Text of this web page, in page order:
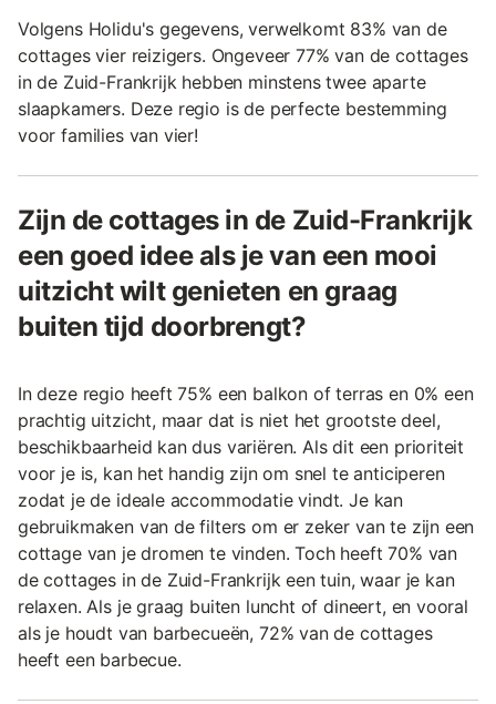
Volgens Holidu's gegevens, verwelkomt 83% van de
cottages vier reizigers. Ongeveer 77% van de cottages
in de Zuid-Frankrijk hebben minstens twee aparte
slaapkamers. Deze regio is de perfecte bestemming
voor families van vier!
Zijn de cottages in de Zuid-Frankrijk
een goed idee als je van een mooi
uitzicht wilt genieten en graag
buiten tijd doorbrengt?
In deze regio heeft 75% een balkon of terras en 0% een
prachtig uitzicht, maar dat is niet het grootste deel,
beschikbaarheid kan dus variëren. Als dit een prioriteit
voor je is, kan het handig zijn om snel te anticiperen
zodat je de ideale accommodatie vindt. Je kan
gebruikmaken van de filters om er zeker van te zijn een
cottage van je dromen te vinden. Toch heeft 70% van
de cottages in de Zuid-Frankrijk een tuin, waar je kan
relaxen. Als je graag buiten luncht of dineert, en vooral
als je houdt van barbecueën, 72% van de cottages
heeft een barbecue.